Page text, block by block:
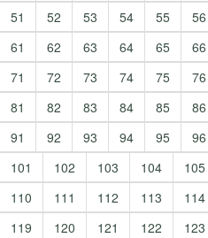
51
52 53 54 55 56
61
62 63 64 65 66
71
72 73 74 75 76
81
82 83 84 85 86
91
92 93 94 95 96
101
102 103 104 105
110
111 112 113 114
119
120 121 122 123